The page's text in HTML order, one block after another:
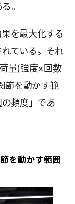
。
を最大化する
ている。それ
量(強度×回数
節を動かす範
頻度」であ
を動かす範囲